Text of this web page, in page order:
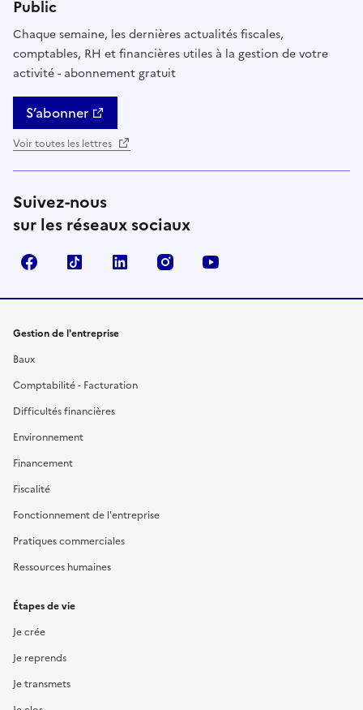
Public
Chaque semaine, les dernières actualités fiscales,
comptables, RH et financières utiles à la gestion de votre
activité - abonnement gratuit
S’abonner
Voir toutes les lettres
Suivez-nous
sur les réseaux sociaux
FacebookTikTok Linkedin Instagram
Gestion de l'entreprise
Baux
Comptabilité - Facturation
Difficultés financières
Environnement
Financement
Fiscalité
Fonctionnement de l'entreprise
Pratiques commerciales
Ressources humaines
Étapes de vie
Je crée
Je reprends
Je transmets